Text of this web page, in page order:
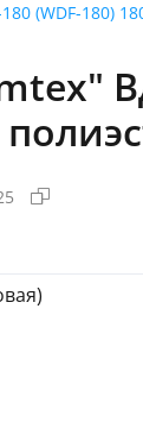
(WDF-180)